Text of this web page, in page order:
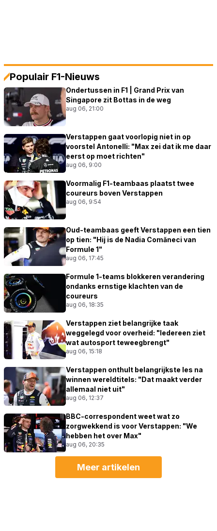
Populair F1-Nieuws
Ondertussen in F1 | Grand Prix van
Singapore zit Bottas in de weg
aug 06, 21:00
Verstappen gaat voorlopig niet in op
voorstel Antonelli: "Max zei dat ik me daar
eerst op moet richten"
aug 06, 9:00
Voormalig F1-teambaas plaatst twee
coureurs boven Verstappen
aug 06, 9:54
Oud-teambaas geeft Verstappen een tien
op tien: "Hij is de Nadia Comăneci van
Formule 1"
aug 06, 17:45
Formule 1-teams blokkeren verandering
ondanks ernstige klachten van de
coureurs
aug 06, 18:35
Verstappen ziet belangrijke taak
weggelegd voor overheid: "Iedereen ziet
wat autosport teweegbrengt"
aug 06, 15:18
Verstappen onthult belangrijkste les na
winnen wereldtitels: "Dat maakt verder
allemaal niet uit"
aug 06, 12:37
BBC-correspondent weet wat zo
zorgwekkend is voor Verstappen: "We
hebben het over Max"
aug 06, 20:35
Meer artikelen